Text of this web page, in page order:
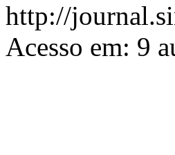
http://
Acesso em: 9